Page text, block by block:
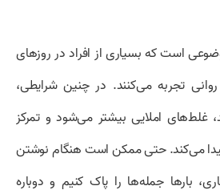
است که بسیاری از افراد در روزهای
تجربه می‌کنند. در چنین شرایطی،
غلط‌های املایی بیشتر می‌شود و تمرکز
می‌کند. حتی ممکن است هنگام نوشتن
بارها جمله‌ها را پاک کنیم و دوباره